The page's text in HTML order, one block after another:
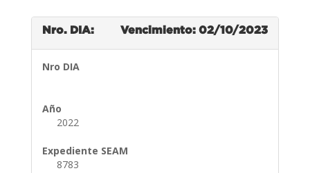
Nro. DIA: Vencimiento: 02/10/2023
Nro DIA
Año
2022
Expediente SEAM
8783